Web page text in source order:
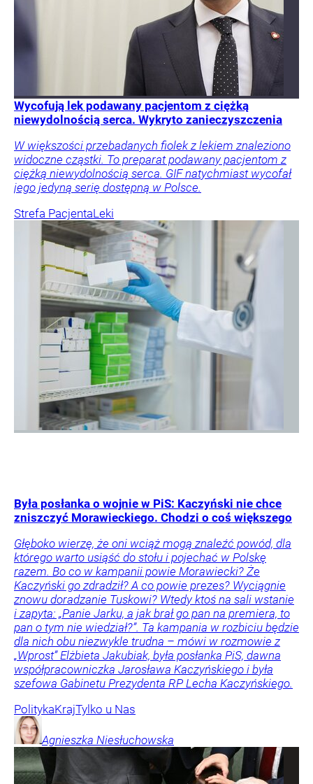
Wycofują lek podawany pacjentom z ciężką
niewydolnością serca. Wykryto zanieczyszczenia
W większości przebadanych fiolek z lekiem znaleziono
widoczne cząstki. To preparat podawany pacjentom z
ciężką niewydolnością serca. GIF natychmiast wycofał
jego jedyną serię dostępną w Polsce.
Strefa PacjentaLeki
Była posłanka o wojnie w PiS: Kaczyński nie chce
zniszczyć Morawieckiego. Chodzi o coś większego
Głęboko wierzę, że oni wciąż mogą znaleźć powód, dla
którego warto usiąść do stołu i pojechać w Polskę
razem. Bo co w kampanii powie Morawiecki? Że
Kaczyński go zdradził? A co powie prezes? Wyciągnie
znowu doradzanie Tuskowi? Wtedy ktoś na sali wstanie
i zapyta: „Panie Jarku, a jak brał go pan na premiera, to
pan o tym nie wiedział?”. Ta kampania w rozbiciu będzie
dla nich obu niezwykle trudna – mówi w rozmowie z
„Wprost” Elżbieta Jakubiak, była posłanka PiS, dawna
współpracowniczka Jarosława Kaczyńskiego i była
szefowa Gabinetu Prezydenta RP Lecha Kaczyńskiego.
PolitykaKrajTylko u Nas
Agnieszka Niesłuchowska